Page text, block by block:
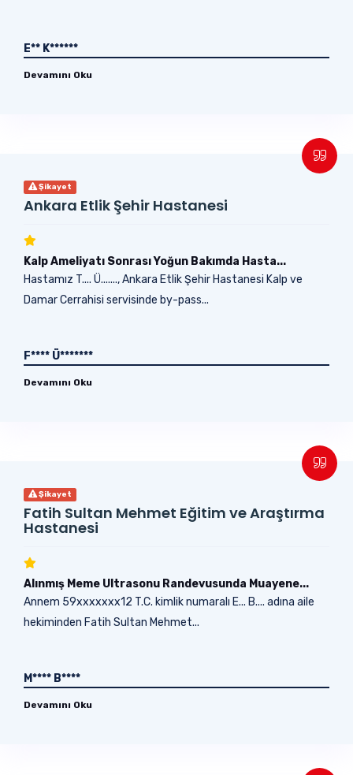
E** K******
Devamını Oku
Şikayet
Ankara Etlik Şehir Hastanesi
Kalp Ameliyatı Sonrası Yoğun Bakımda Hasta...
Hastamız T.... Ü......., Ankara Etlik Şehir Hastanesi Kalp ve
Damar Cerrahisi servisinde by-pass...
F**** Ü*******
Devamını Oku
Şikayet
Fatih Sultan Mehmet Eğitim ve Araştırma
Hastanesi
Alınmış Meme Ultrasonu Randevusunda Muayene...
Annem 59xxxxxxx12 T.C. kimlik numaralı E... B.... adına aile
hekiminden Fatih Sultan Mehmet...
M**** B****
Devamını Oku